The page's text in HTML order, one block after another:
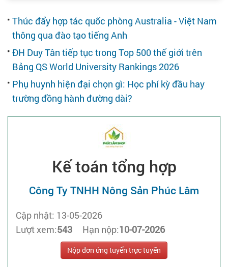
Nhà tuyển dụng
Thúc đẩy hợp tác quốc phòng Australia - Việt Nam
thông qua đào tạo tiếng Anh
ĐH Duy Tân tiếp tục trong Top 500 thế giới trên
Bảng QS World University Rankings 2026
Phụ huynh hiện đại chọn gì: Học phí kỳ đầu hay
trường đồng hành đường dài?
Kế toán tổng hợp
Công Ty TNHH Nông Sản Phúc Lâm
Cập nhật: 13-05-2026
Lượt xem:543 Hạn nộp:10-07-2026
Nộp đơn ứng tuyển trực tuyến